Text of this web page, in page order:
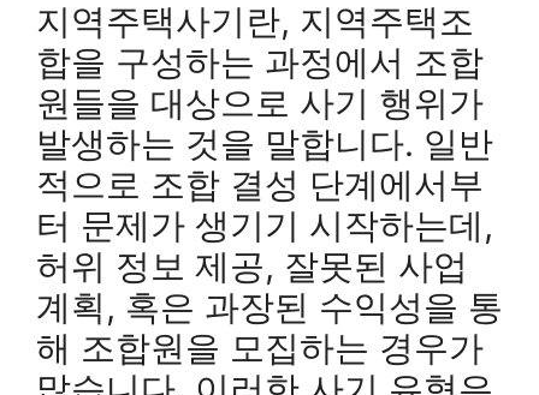
지역주택사기란, 지역주택조
합을 구성하는 과정에서 조합
원들을 대상으로 사기 행위가
발생하는 것을 말합니다. 일반
적으로 조합 결성 단계에서부
터 문제가 생기기 시작하는데,
허위 정보 제공, 잘못된 사업
계획, 혹은 과장된 수익성을 통
해 조합원을 모집하는 경우가